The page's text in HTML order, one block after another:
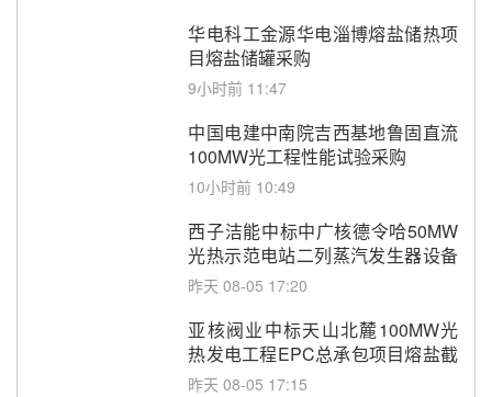
华电科工金源华电淄博熔盐储热项
目熔盐储罐采购
9小时前 11:47
中国电建中南院吉西基地鲁固直流
100MW光工程性能试验采购
10小时前 10:49
西子洁能中标中广核德令哈50MW
光热示范电站二列蒸汽发生器设备
采购
昨天 08-05 17:20
亚核阀业中标天山北麓100MW光
热发电工程EPC总承包项目熔盐截
止阀、熔盐三偏心蝶阀采购
昨天 08-05 17:15